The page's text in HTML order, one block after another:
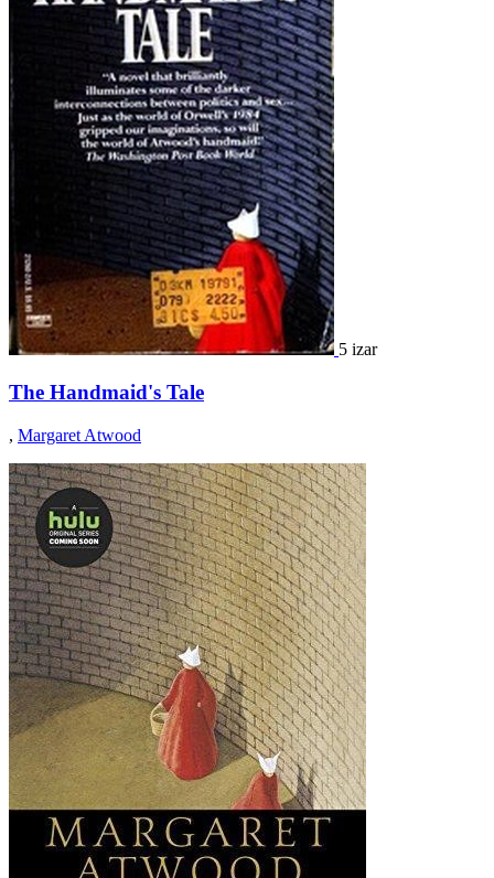
5 izar
The Handmaid's Tale
, Margaret Atwood